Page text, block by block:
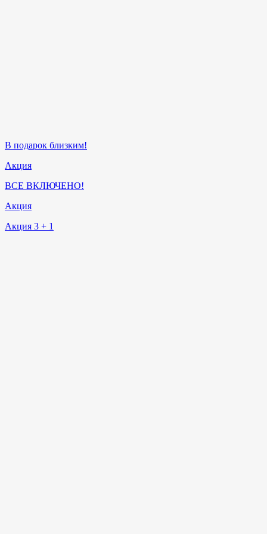
В подарок близким!
Акция
ВСЕ ВКЛЮЧЕНО!
Акция
Акция 3 + 1